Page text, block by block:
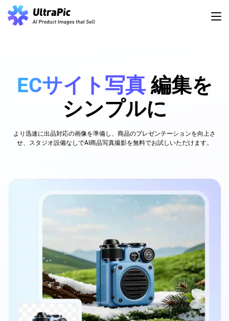
ECサイト写真編集を
シンプルに
より迅速に出品対応の画像を準備し、商品のプレゼンテーションを向上さ
せ、スタジオ設備なしでAI商品写真撮影を無料でお試しいただけます。